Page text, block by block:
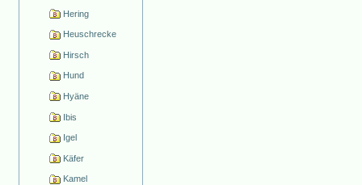
Hering
Heuschrecke
Hirsch
Hund
Hyäne
Ibis
Igel
Käfer
Kamel